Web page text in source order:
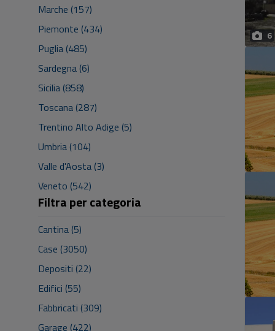
Marche (157)
Piemonte (434)
Puglia (485)
Sardegna (6)
Sicilia (858)
Toscana (287)
Trentino Alto Adige (5)
Umbria (104)
Valle d'Aosta (3)
Veneto (542)
Filtra per categoria
Cantina (5)
Case (3050)
Depositi (22)
Edifici (55)
Fabbricati (309)
Garage (422)
6